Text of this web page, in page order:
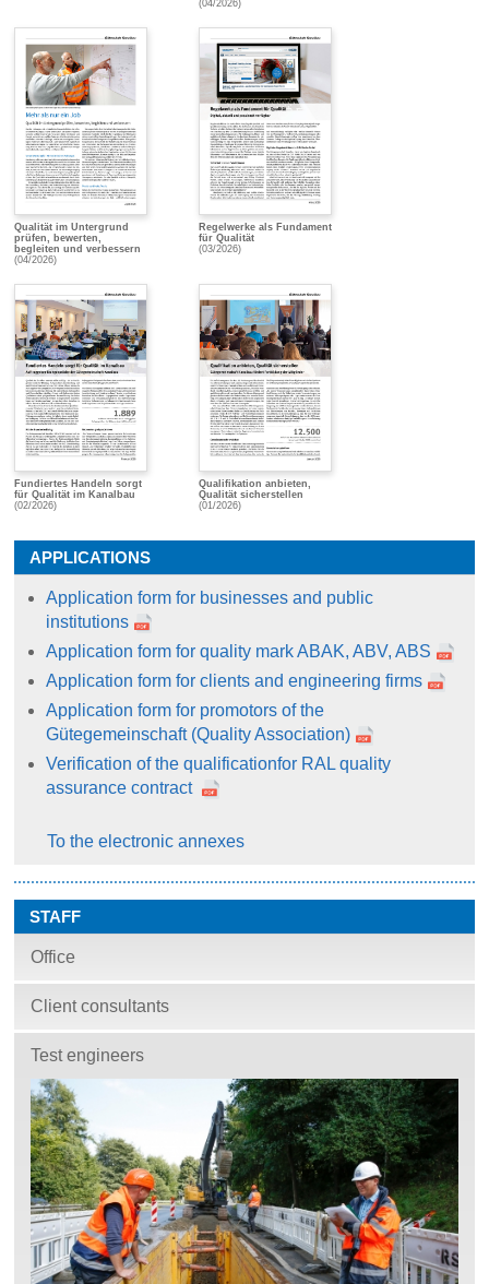
(04/2026)
Qualität im Untergrund
prüfen, bewerten,
begleiten und verbessern
(04/2026)
Regelwerke als Fundament
für Qualität
(03/2026)
Fundiertes Handeln sorgt
für Qualität im Kanalbau
(02/2026)
Qualifikation anbieten,
Qualität sicherstellen
(01/2026)
APPLICATIONS
Application form for businesses and public
institutions
Application form for quality mark ABAK, ABV, ABS
Application form for clients and engineering firms
Application form for promotors of the
Gütegemeinschaft (Quality Association)
Verification of the qualificationfor RAL quality
assurance contract
To the electronic annexes
STAFF
Office
Client consultants
Test engineers